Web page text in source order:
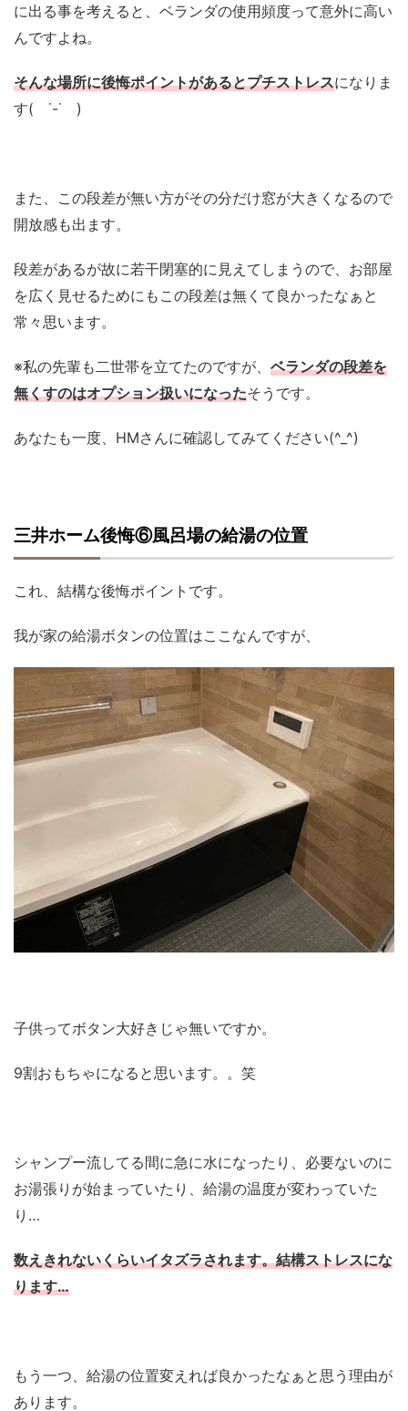
に出る事を考えると、ベランダの使用頻度って意外に高い
んですよね。
そんな場所に後悔ポイントがあるとプチストレスになりま
す( ˙-˙ )
また、この段差が無い方がその分だけ窓が大きくなるので
開放感も出ます。
段差があるが故に若干閉塞的に見えてしまうので、お部屋
を広く見せるためにもこの段差は無くて良かったなぁと
常々思います。
※私の先輩も二世帯を立てたのですが、 ベランダの段差を
無くすのはオプション扱いになったそうです。
あなたも一度、HMさんに確認してみてください(^_^)
三井ホーム後悔⑥風呂場の給湯の位置
これ、結構な後悔ポイントです。
我が家の給湯ボタンの位置はここなんですが、
子供ってボタン大好きじゃ無いですか。
9割おもちゃになると思います。。笑
シャンプー流してる間に急に水になったり、必要ないのに
お湯張りが始まっていたり、給湯の温度が変わっていた
り…
数えきれないくらいイタズラされます。結構ストレスにな
ります…
もう一つ、給湯の位置変えれば良かったなぁと思う理由が
あります。